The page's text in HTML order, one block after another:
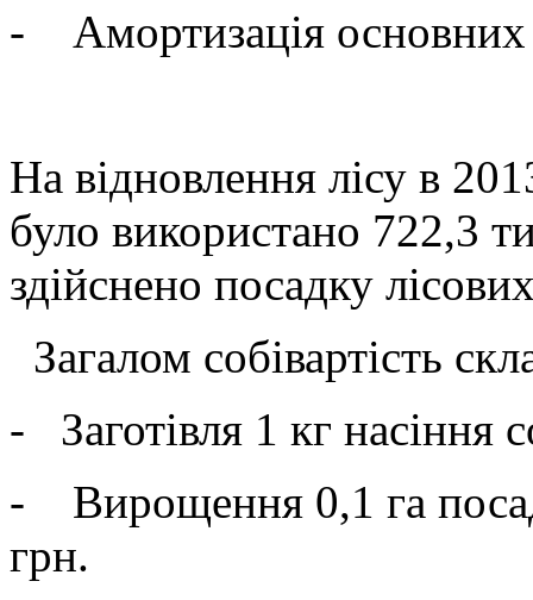
- Амортизація основних
На відновлення лісу в
було використано 722,3
здійснено посадку
Загалом собівартість
- Заготівля 1 кг насіння
- Вирощення 0,1 га
грн.